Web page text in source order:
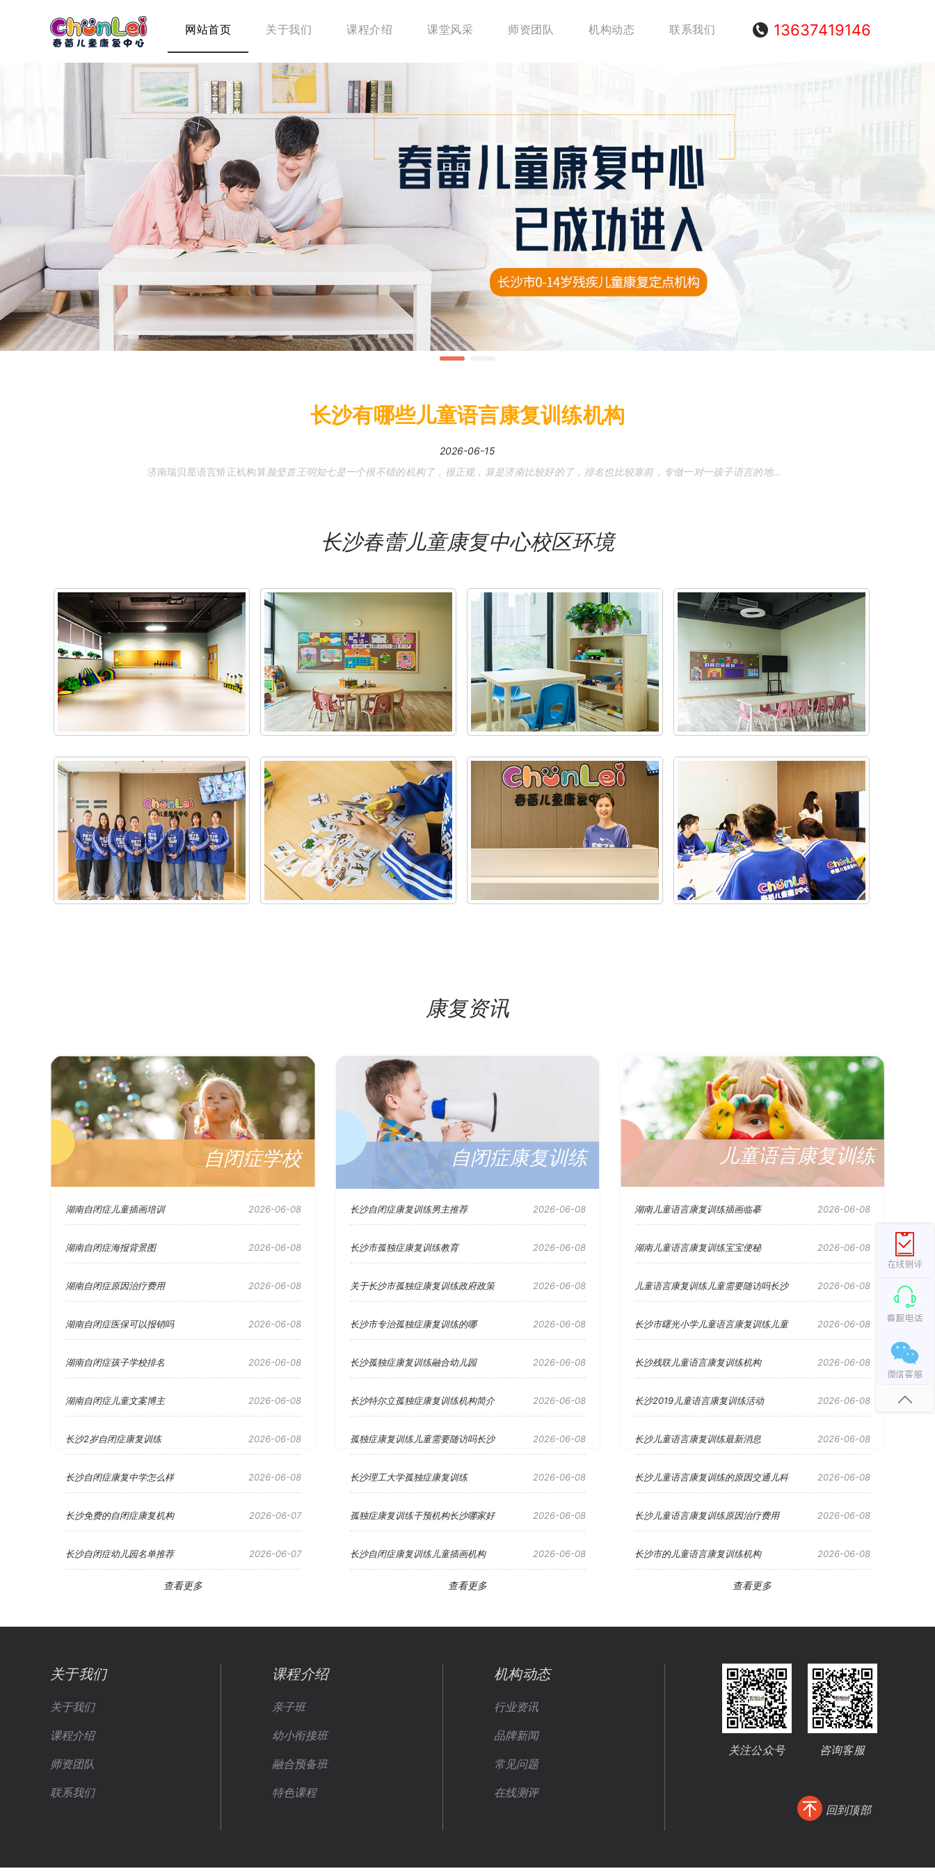
网站首页 关于我们 课程介绍 课堂风采 师资团队 机构动态 联系我们 13637419146
长沙有哪些儿童语言康复训练机构
2026-06-15
济南瑞贝星语言矫正机构算脸坚首王明知七是一个很不错的机构了，很正规，算是济南比较好的了󠖴，排名也比较靠前，专做一对一孩子语言的地方!。济南的瑞贝星
长沙春蕾儿童康复中心校区环境
康复资讯
自闭症学校
湖南自闭症儿童插画培训 2026-06-08
湖南自闭症海报背景图 2026-06-08
湖南自闭症原因治疗费用 2026-06-08
湖南自闭症医保可以报销吗 2026-06-08
湖南自闭症孩子学校排名 2026-06-08
湖南自闭症儿童文案博主 2026-06-08
长沙2岁自闭症康复训练 2026-06-08
长沙自闭症康复中学怎么样 2026-06-08
长沙免费的自闭症康复机构 2026-06-07
长沙自闭症幼儿园名单推荐 2026-06-07
查看更多
自闭症康复训练
长沙自闭症康复训练男主推荐 2026-06-08
长沙市孤独症康复训练教育 2026-06-08
关于长沙市孤独症康复训练政府政策 2026-06-08
长沙市专治孤独症康复训练的哪 2026-06-08
长沙孤独症康复训练融合幼儿园 2026-06-08
长沙特尔立孤独症康复训练机构简介 2026-06-08
孤独症康复训练儿童需要随访吗长沙 2026-06-08
长沙理工大学孤独症康复训练 2026-06-08
孤独症康复训练干预机构长沙哪家好 2026-06-08
长沙自闭症康复训练儿童插画机构 2026-06-08
查看更多
儿童语言康复训练
湖南儿童语言康复训练插画临摹 2026-06-08
湖南儿童语言康复训练宝宝便秘 2026-06-08
儿童语言康复训练儿童需要随访吗长沙 2026-06-08
长沙市曙光小学儿童语言康复训练儿童 2026-06-08
长沙残联儿童语言康复训练机构 2026-06-08
长沙2019儿童语言康复训练活动 2026-06-08
长沙儿童语言康复训练最新消息 2026-06-08
长沙儿童语言康复训练的原因交通儿科 2026-06-08
长沙儿童语言康复训练原因治疗费用 2026-06-08
长沙市的儿童语言康复训练机构 2026-06-08
查看更多
关于我们
关于我们
课程介绍
师资团队
联系我们
课程介绍
亲子班
幼小衔接班
融合预备班
特色课程
机构动态
行业资讯
品牌新闻
常见问题
在线测评
关注公众号 咨询客服
回到顶部